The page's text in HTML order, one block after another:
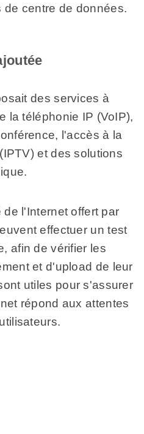
de centre de données.
des services à
la téléphonie IP (VoIP),
l'accès à la
et des solutions
l'Internet offert par
effectuer un test
afin de vérifier les
et d'upload de leur
utiles pour s'assurer
répond aux attentes